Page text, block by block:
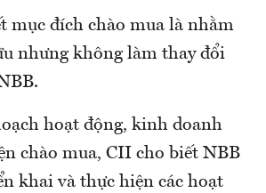
mục đích chào mua là nhằm
nhưng không làm thay đổi
hoạt động, kinh doanh
chào mua, CII cho biết NBB
khai và thực hiện các hoạt